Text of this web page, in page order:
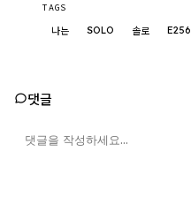
TAGS
나는 SOLO 솔로 E256
댓글